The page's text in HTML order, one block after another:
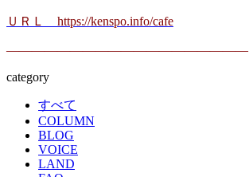
ＵＲＬ https://kenspo.info/cafe
———————————————————
category
すべて
COLUMN
BLOG
VOICE
LAND